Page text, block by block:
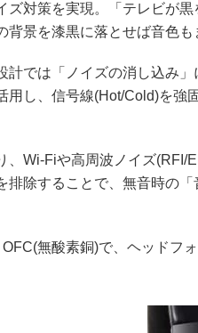
ズ対策を実現。「テレビが
背景を漆黒に落とせば音色
計では「ノイズの消し込み
用し、信号線(Hot/Cold)を強
、Wi-Fiや高周波ノイズ(RFI/
排除することで、無音時の
無酸素銅)で、ヘッドフ